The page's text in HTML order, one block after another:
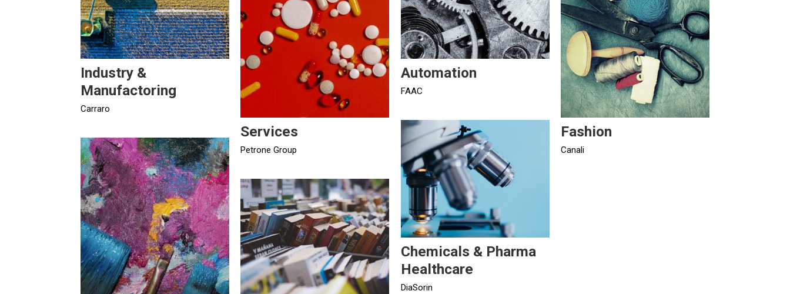
Carraro
Industry &
Manufactoring
Petrone Group
Services
FAAC
Automation
Canali
Fashion
DiaSorin
Chemicals & Pharma
Healthcare